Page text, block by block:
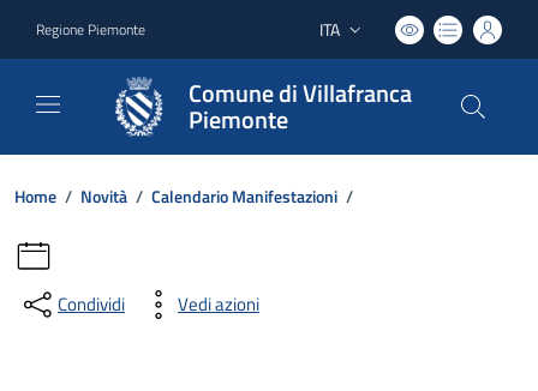
Regione Piemonte Lingua attiva:
ITA
Comune di Villafranca
Piemonte
Home / Novità / Calendario Manifestazioni /
Condividi Vedi azioni